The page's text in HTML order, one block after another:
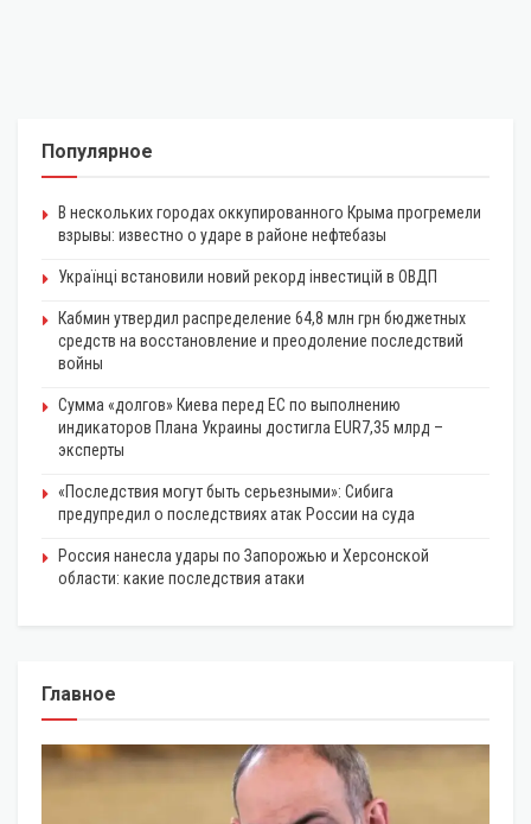
Популярное
В нескольких городах оккупированного Крыма прогремели
взрывы: известно о ударе в районе нефтебазы
Українці встановили новий рекорд інвестицій в ОВДП
Кабмин утвердил распределение 64,8 млн грн бюджетных
средств на восстановление и преодоление последствий
войны
Сумма «долгов» Киева перед ЕС по выполнению
индикаторов Плана Украины достигла EUR7,35 млрд –
эксперты
«Последствия могут быть серьезными»: Сибига
предупредил о последствиях атак России на суда
Россия нанесла удары по Запорожью и Херсонской
области: какие последствия атаки
Главное